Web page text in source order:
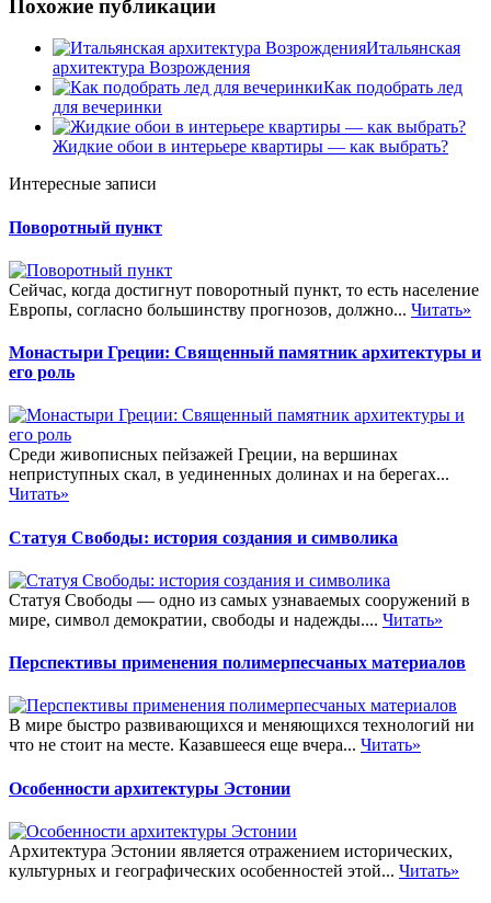
Похожие публикации
Итальянская
архитектура Возрождения
Как подобрать лед
для вечеринки
Жидкие обои в интерьере квартиры — как выбрать?
Интересные записи
Поворотный пункт
Сейчас, когда достигнут поворотный пункт, то есть население
Европы, согласно большинству прогнозов, должно... Читать»
Монастыри Греции: Священный памятник архитектуры и
его роль
Среди живописных пейзажей Греции, на вершинах
неприступных скал, в уединенных долинах и на берегах...
Читать»
Статуя Свободы: история создания и символика
Статуя Свободы — одно из самых узнаваемых сооружений в
мире, символ демократии, свободы и надежды.... Читать»
Перспективы применения полимерпесчаных материалов
В мире быстро развивающихся и меняющихся технологий ни
что не стоит на месте. Казавшееся еще вчера... Читать»
Особенности архитектуры Эстонии
Архитектура Эстонии является отражением исторических,
культурных и географических особенностей этой... Читать»